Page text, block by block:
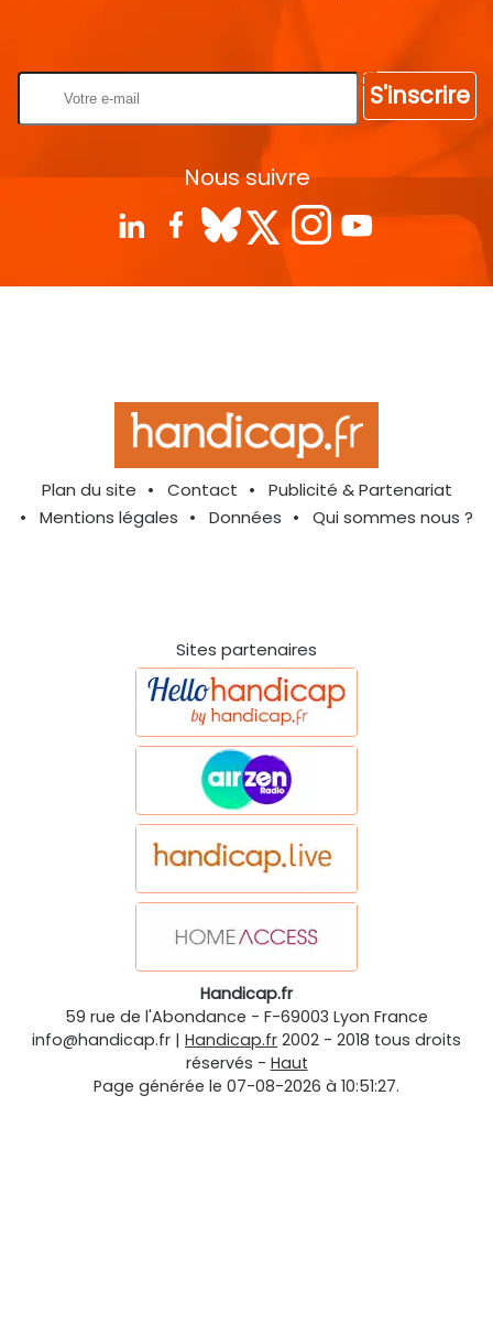
S'inscrire
Nous suivre
Plan du site Contact
Publicité & Partenariat
Mentions légales
Données Qui sommes nous ?
Sites partenaires
Handicap.fr
59 rue de l'Abondance - F-69003 Lyon France
info@handicap.fr | Handicap.fr 2002 - 2018 tous droits
réservés - Haut
Page générée le 07-08-2026 à 10:51:27.